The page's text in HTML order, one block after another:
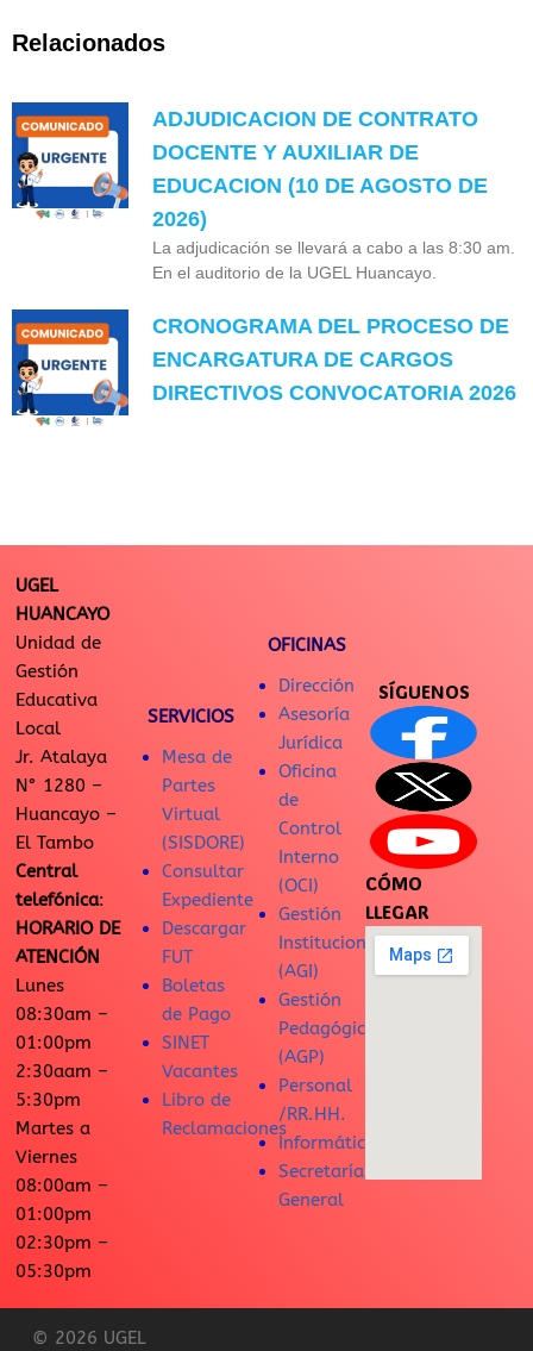
Relacionados
ADJUDICACION DE CONTRATO
DOCENTE Y AUXILIAR DE
EDUCACION (10 DE AGOSTO DE
2026)
La adjudicación se llevará a cabo a las 8:30 am.
En el auditorio de la UGEL Huancayo.
CRONOGRAMA DEL PROCESO DE
ENCARGATURA DE CARGOS
DIRECTIVOS CONVOCATORIA 2026
UGEL
HUANCAYO
Unidad de
Gestión
Educativa
Local
Jr. Atalaya
N° 1280 –
Huancayo –
El Tambo
Central
telefónica:
HORARIO DE
ATENCIÓN
Lunes
08:30am –
01:00pm
2:30aam –
5:30pm
Martes a
Viernes
08:00am –
01:00pm
02:30pm –
05:30pm
SERVICIOS
Mesa de
Partes
Virtual
(SISDORE)
Consultar
Expediente
Descargar
FUT
Boletas
de Pago
SINET
Vacantes
Libro de
Reclamaciones
OFICINAS
Dirección
Asesoría
Jurídica
Oficina
de
Control
Interno
(OCI)
Gestión
Institucional
(AGI)
Gestión
Pedagógica
(AGP)
Personal
/RR.HH.
Informática
Secretaría
General
SÍGUENOS
CÓMO
LLEGAR
© 2026 UGEL